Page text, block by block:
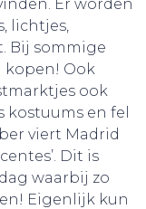
Er worden
lichtjes,
Bij sommige
kopen! Ook
ook
kostuums en fel
viert Madrid
Dit is
waarbij zo
Eigenlijk kun